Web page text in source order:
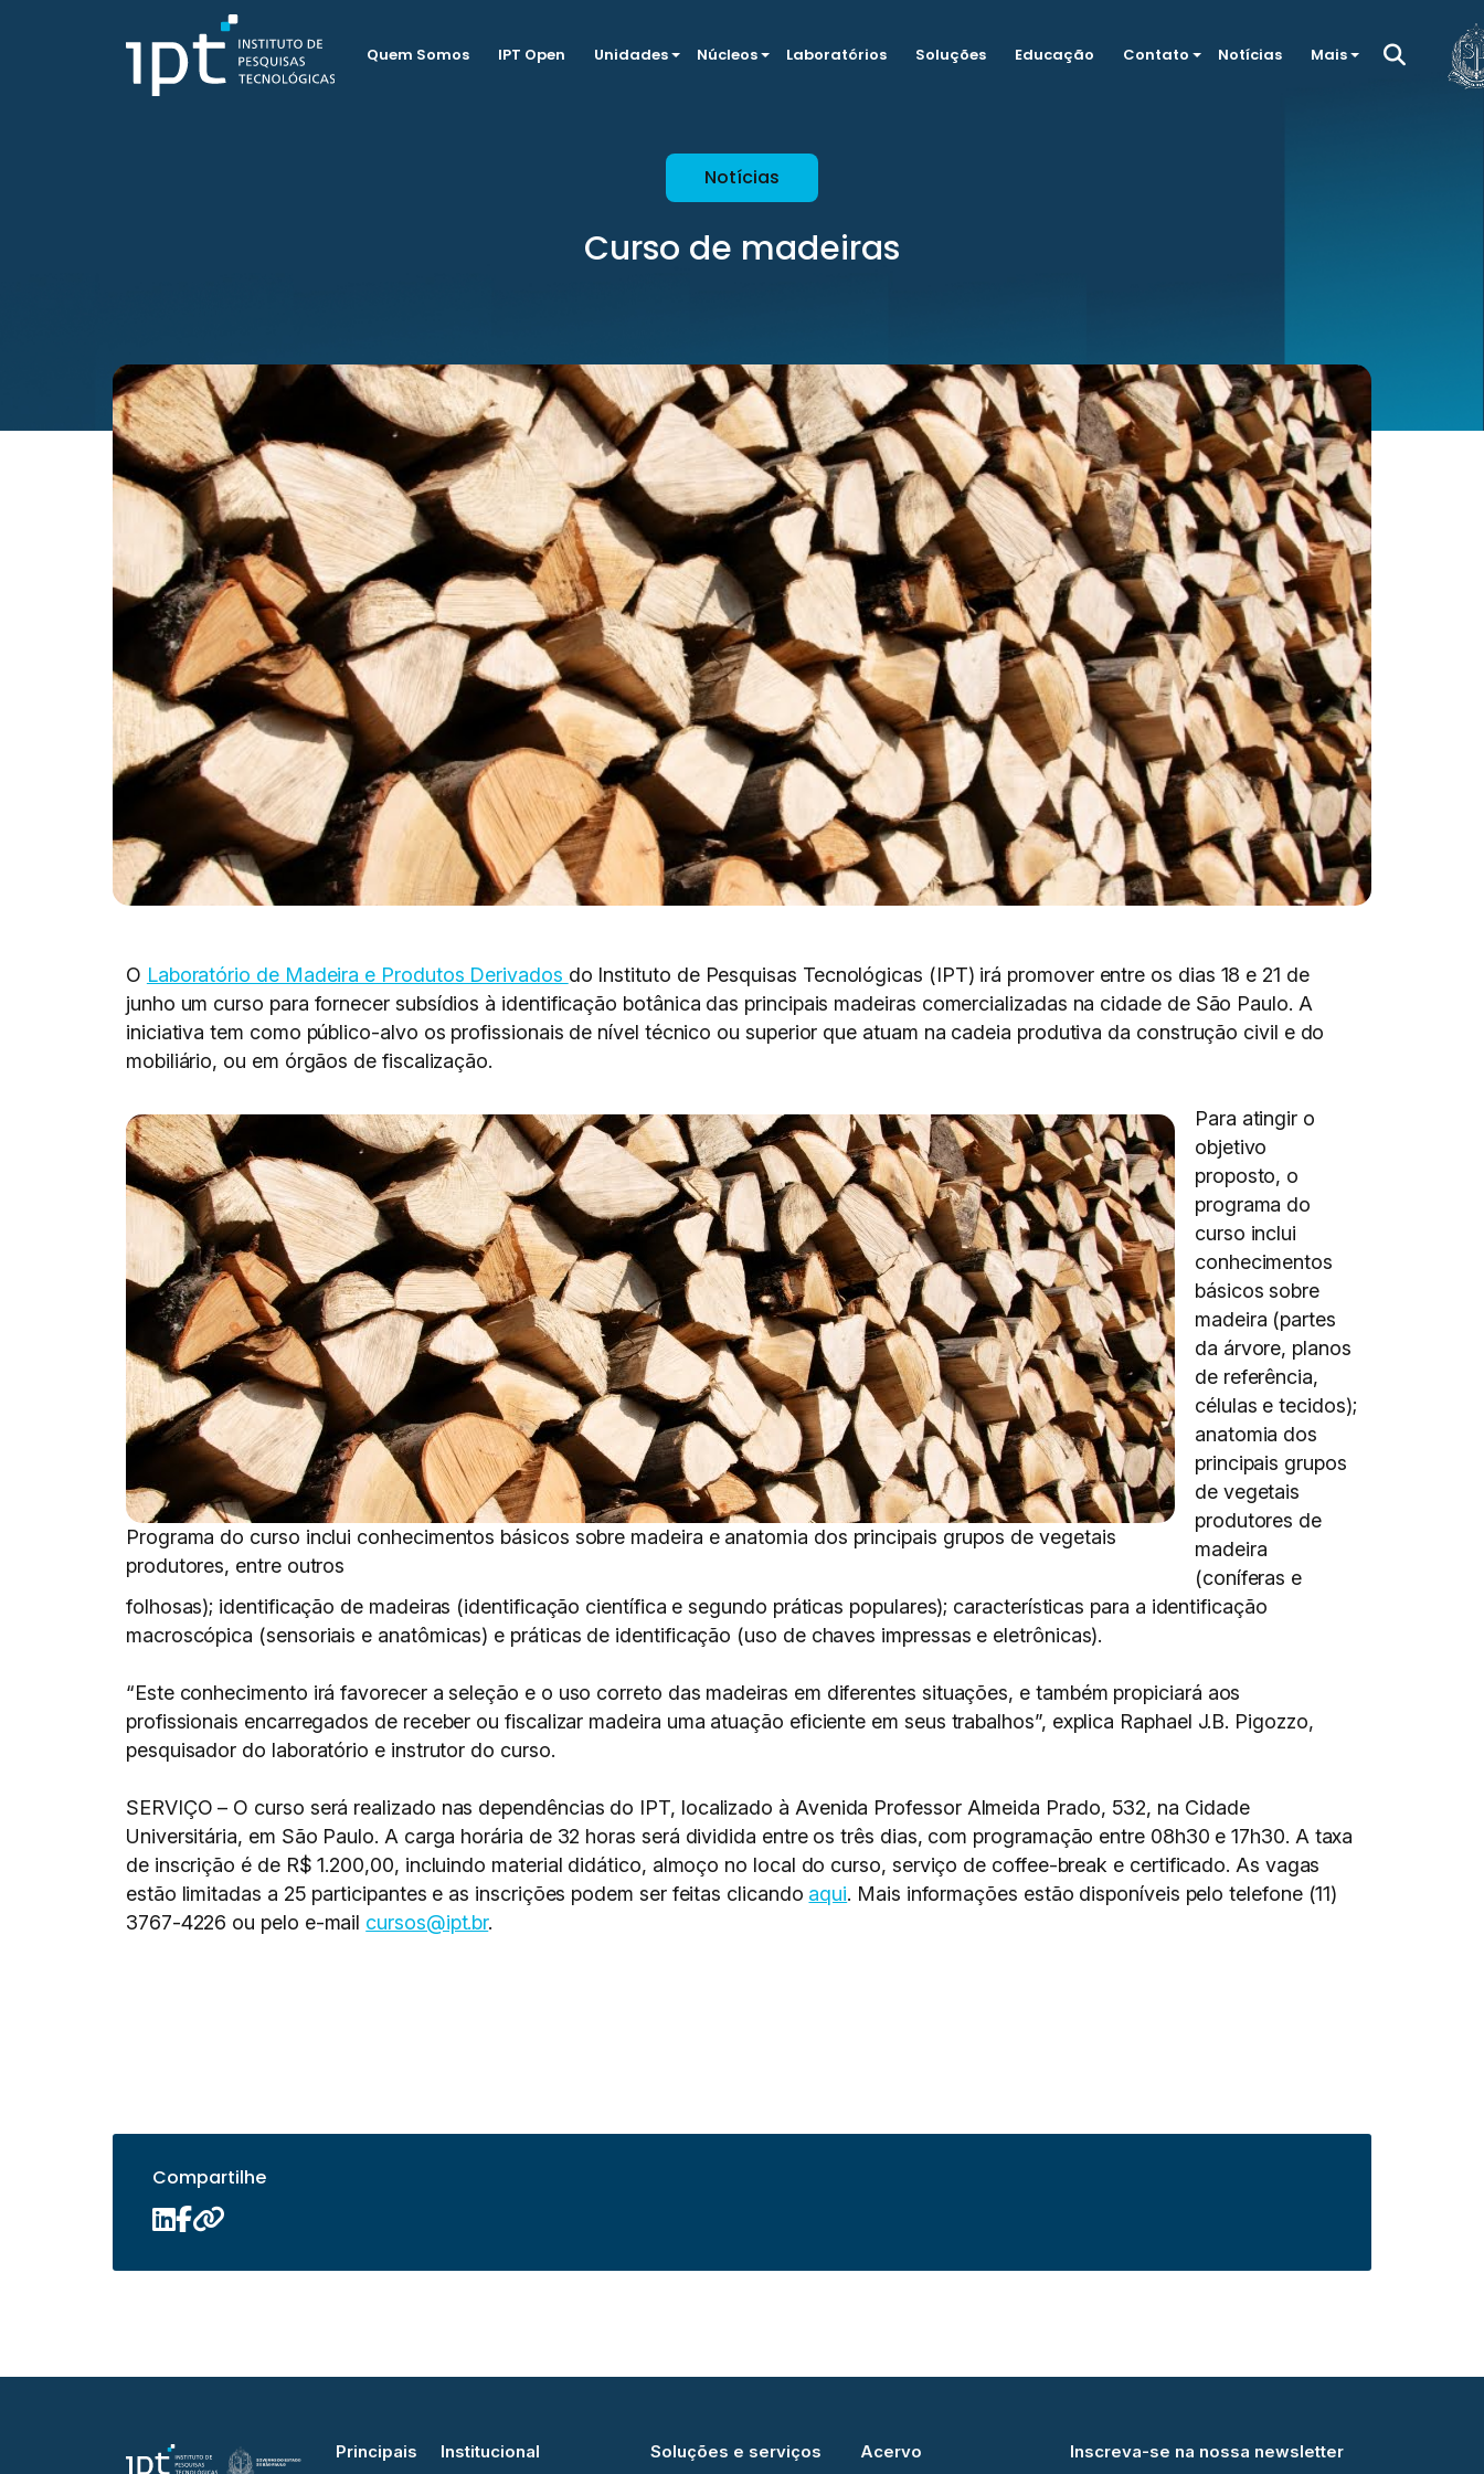
Quem Somos IPT Open Unidades Núcleos Laboratórios Soluções Educação Contato Notícias Mais
Notícias
Curso de madeiras
O Laboratório de Madeira e Produtos Derivados do Instituto de Pesquisas Tecnológicas (IPT) irá promover entre os dias 18 e 21 de
junho um curso para fornecer subsídios à identificação botânica das principais madeiras comercializadas na cidade de São Paulo. A
iniciativa tem como público-alvo os profissionais de nível técnico ou superior que atuam na cadeia produtiva da construção civil e do
mobiliário, ou em órgãos de fiscalização.
Programa do curso inclui conhecimentos básicos sobre madeira e anatomia dos principais grupos de vegetais
produtores, entre outros
Para atingir o
objetivo
proposto, o
programa do
curso inclui
conhecimentos
básicos sobre
madeira (partes
da árvore, planos
de referência,
células e tecidos);
anatomia dos
principais grupos
de vegetais
produtores de
madeira
(coníferas e
folhosas); identificação de madeiras (identificação científica e segundo práticas populares); características para a identificação
macroscópica (sensoriais e anatômicas) e práticas de identificação (uso de chaves impressas e eletrônicas).
“Este conhecimento irá favorecer a seleção e o uso correto das madeiras em diferentes situações, e também propiciará aos
profissionais encarregados de receber ou fiscalizar madeira uma atuação eficiente em seus trabalhos”, explica Raphael J.B. Pigozzo,
pesquisador do laboratório e instrutor do curso.
SERVIÇO – O curso será realizado nas dependências do IPT, localizado à Avenida Professor Almeida Prado, 532, na Cidade
Universitária, em São Paulo. A carga horária de 32 horas será dividida entre os três dias, com programação entre 08h30 e 17h30. A taxa
de inscrição é de R$ 1.200,00, incluindo material didático, almoço no local do curso, serviço de coffee-break e certificado. As vagas
estão limitadas a 25 participantes e as inscrições podem ser feitas clicando aqui. Mais informações estão disponíveis pelo telefone (11)
3767-4226 ou pelo e-mail cursos@ipt.br.
Compartilhe
Principais Institucional Soluções e serviços Acervo Inscreva-se na nossa newsletter